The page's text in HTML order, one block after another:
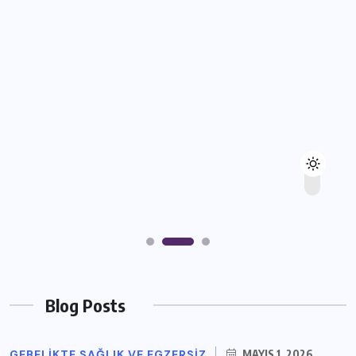
Blog Posts